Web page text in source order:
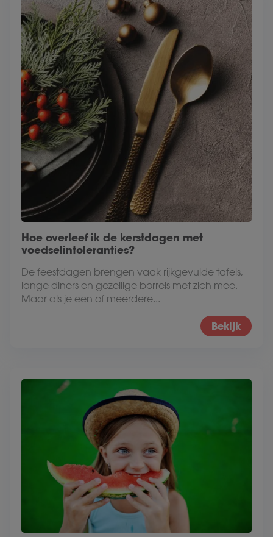
Hoe overleef ik de kerstdagen met
voedselintoleranties?
De feestdagen brengen vaak rijkgevulde tafels,
lange diners en gezellige borrels met zich mee.
Maar als je een of meerdere...
Bekijk